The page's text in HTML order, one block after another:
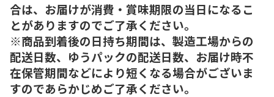
合は、お届けが消費・賞味期限の当日になるこ
とがありますのでご了承ください。
※商品到着後の日持ち期間は、製造工場からの
配送日数、ゆうパックの配送日数、お届け時不
在保管期間などにより短くなる場合がございま
すのであらかじめご了承ください。